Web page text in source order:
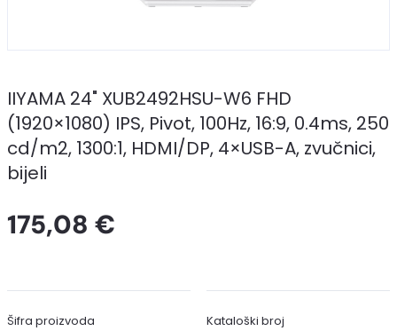
IIYAMA 24" XUB2492HSU-W6 FHD
(1920×1080) IPS, Pivot, 100Hz, 16:9, 0.4ms, 250
cd/m2, 1300:1, HDMI/DP, 4×USB-A, zvučnici,
bijeli
175,08 €
Šifra proizvoda Kataloški broj